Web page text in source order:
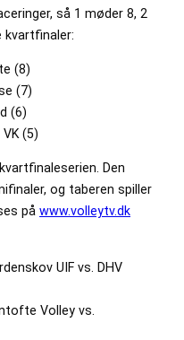
så 1 møder 8, 2
kvartfinaler:
(8)
(7)
(6)
(5)
Den
og taberen spiller
på www.volleytv.dk
UIF vs. DHV
Volley vs.